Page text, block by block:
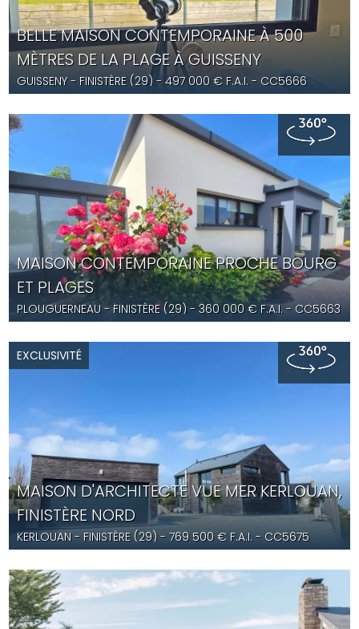
BELLE MAISON CONTEMPORAINE À 500
MÈTRES DE LA PLAGE À GUISSENY
GUISSENY- FINISTÈRE (29) -497 000 € F.A.I. - CC5666
MAISON CONTEMPORAINE PROCHE BOURG
ET PLAGES
PLOUGUERNEAU- FINISTÈRE (29) -360 000 € F.A.I. - CC5663
MAISON D'ARCHITECTE VUE MER KERLOUAN,
FINISTÈRE NORD
KERLOUAN- FINISTÈRE (29) -769 500 € F.A.I. - CC5675
EXCLUSIVITÉ